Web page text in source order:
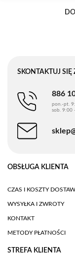
SKONTAKTUJ SIĘ
886
pon.-pt.
sob. 9:00
OBSŁUGA KLIENTA
CZAS I KOSZTY
WYSYŁKA I ZWROTY
KONTAKT
METODY PŁATNOŚCI
STREFA KLIENTA